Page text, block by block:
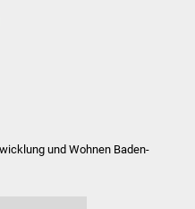
Lebenslagen
und Wohnen Baden-